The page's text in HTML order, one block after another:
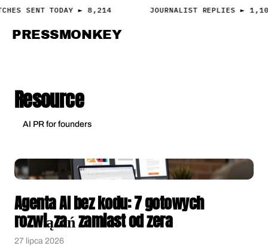
Resource
AI PR for founders
Agenta AI bez kodu: 7 gotowych
rozwiązań zamiast od zera
27 lipca 2026
SENT TODAY ► 8,214 JOURNALIST REPLIES ►
PRESS MONKEY